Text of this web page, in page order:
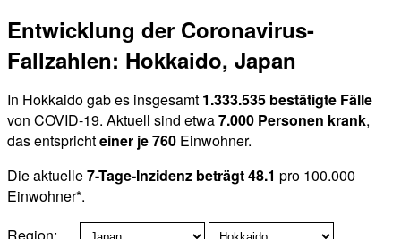
Entwicklung der Coronavirus-
Fallzahlen: Hokkaido, Japan
In Hokkaido gab es insgesamt 1.333.535 bestätigte Fälle
von COVID-19. Aktuell sind etwa7.000 Personen krank,
das entsprichteiner je 760 Einwohner.
Die aktuelle7-Tage-Inzidenz beträgt 48.1 pro 100.000
Einwohner*.